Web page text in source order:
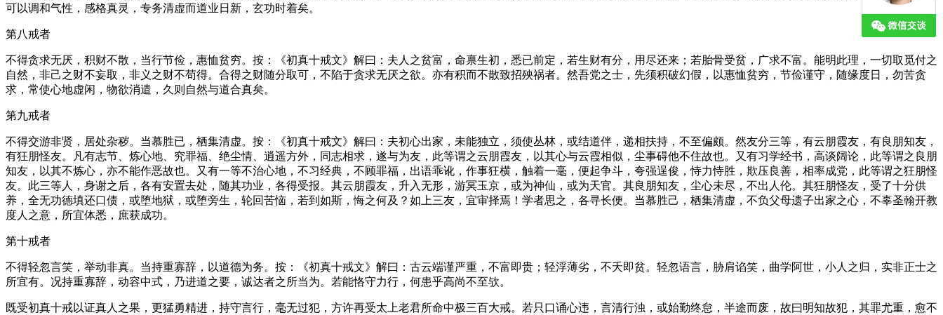
可以调和气性，感格真灵，专务清虚而道业日新，玄功时着矣。
第八戒者
不得贪求无厌，积财不散，当行节俭，惠恤贫穷。按：《初真十戒文》解曰：夫人之贫富，命禀生初，悉已前定，若生财有分，用尽还来；若胎骨受贫，广求不富。能明此理，一切取觅付之
自然，非己之财不妄取，非义之财不苟得。合得之财随分取可，不陷于贪求无厌之欲。亦有积而不散致招殃祸者。然吾党之士，先须积破幻假，以惠恤贫穷，节俭谨守，随缘度日，勿苦贪
求，常使心地虚闲，物欲消遣，久则自然与道合真矣。
第九戒者
不得交游非贤，居处杂秽。当慕胜已，栖集清虚。按：《初真十戒文》解曰：夫初心出家，未能独立，须使丛林，或结道伴，递相扶持，不至偏颇。然友分三等，有云朋霞友，有良朋知友，
有狂朋怪友。凡有志节、炼心地、究罪福、绝尘情、逍遥方外，同志相求，遂与为友，此等谓之云朋霞友，以其心与云霞相似，尘事碍他不住故也。又有习学经书，高谈阔论，此等谓之良朋
知友，以其不炼心，亦不能作恶故也。又有一等不治心地，不习经典，不顾罪福，出语乖讹，作事狂横，触着一毫，便起争斗，夸强逞俊，恃力恃胜，欺压良善，相率成党，此等谓之狂朋怪
友。此三等人，身谢之后，各有安置去处，随其功业，各得受报。其云朋霞友，升入无形，游冥玉京，或为神仙，或为天官。其良朋知友，尘心未尽，不出人伦。其狂朋怪友，受了十分供
养，全无功德填还口债，或堕地狱，或堕旁生，轮回苦恼，若到如斯，悔之何及？如上三友，宜审择焉！学者思之，各寻长便。当慕胜己，栖集清虚，不负父母遗子出家之心，不辜圣翰开教
度人之意，所宜体悉，庶获成功。
第十戒者
不得轻忽言笑，举动非真。当持重寡辞，以道德为务。按：《初真十戒文》解曰：古云端谨严重，不富即贵；轻浮薄劣，不夭即贫。轻忽语言，胁肩谄笑，曲学阿世，小人之归，实非正士之
所宜有。况持重寡辞，动容中式，乃进道之要，诚达者之所当为。若能恪守力行，何患乎高尚不至欤。
既受初真十戒以证真人之果，更猛勇精进，持守言行，毫无过犯，方许再受太上老君所命中极三百大戒。若只口诵心违，言清行浊，或始勤终怠，半途而废，故曰明知故犯，其罪尤重，愈不